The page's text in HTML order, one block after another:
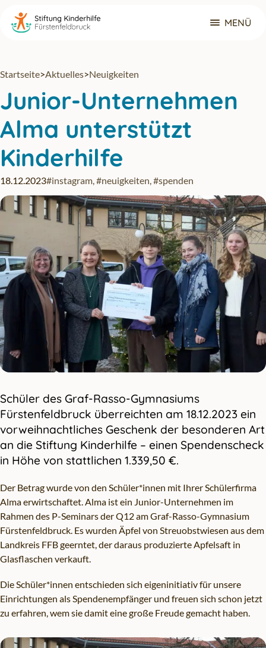
Zum Hauptinhalt springen
MENÜ
Startseite>Aktuelles>Neuigkeiten
Junior-Unternehmen
Alma unterstützt
Kinderhilfe
18.12.2023#instagram,#neuigkeiten,#spenden
Schüler des Graf-Rasso-Gymnasiums
Fürstenfeldbruck überreichten am 18.12.2023 ein
vorweihnachtliches Geschenk der besonderen Art
an die Stiftung Kinderhilfe – einen Spendenscheck
in Höhe von stattlichen 1.339,50 €.
Der Betrag wurde von den Schüler*innen mit Ihrer Schülerfirma
Alma erwirtschaftet. Alma ist ein Junior-Unternehmen im
Rahmen des P-Seminars der Q12 am Graf-Rasso-Gymnasium
Fürstenfeldbruck. Es wurden Äpfel von Streuobstwiesen aus dem
Landkreis FFB geerntet, der daraus produzierte Apfelsaft in
Glasflaschen verkauft.
Die Schüler*innen entschieden sich eigeninitiativ für unsere
Einrichtungen als Spendenempfänger und freuen sich schon jetzt
zu erfahren, wem sie damit eine große Freude gemacht haben.